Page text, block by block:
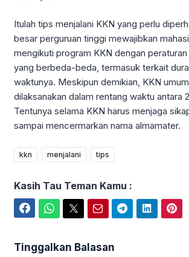
Itulah tips menjalani KKN yang perlu
besar perguruan tinggi mewajibkan
mengikuti program KKN dengan
yang berbeda-beda, termasuk terkait
waktunya. Meskipun demikian, KKN
dilaksanakan dalam rentang waktu antara
Tentunya selama KKN harus menjaga
sampai mencermarkan nama almamater.
kkn menjalani tips
Kasih Tau Teman Kamu :
Tinggalkan Balasan